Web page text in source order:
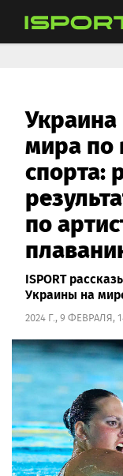
мира по
спорта:
по
ISPORT
Украины на
2024 Г., 9